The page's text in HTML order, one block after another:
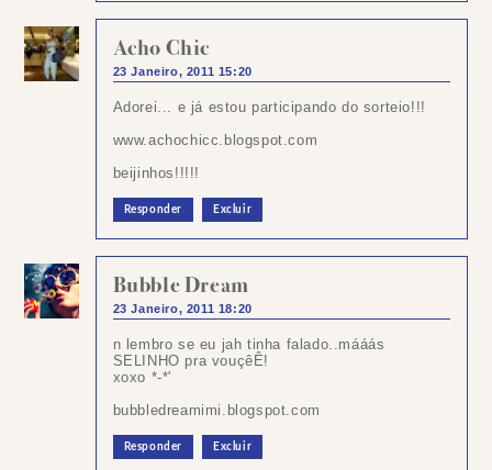
Acho Chic
23 Janeiro, 2011 15:20
Adorei... e já estou participando do sorteio!!!
www.achochicc.blogspot.com
beijinhos!!!!!
Responder Excluir
Bubble Dream
23 Janeiro, 2011 18:20
n lembro se eu jah tinha falado..mááás
SELINHO pra vouçêÊ!
xoxo *-*'
bubbledreamimi.blogspot.com
Responder Excluir